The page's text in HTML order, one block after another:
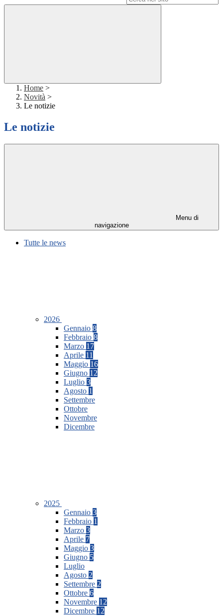
Home >
Novità >
Le notizie
Le notizie
Menu di
navigazione
Tutte le news
2026
Gennaio 8
Febbraio 8
Marzo 17
Aprile 11
Maggio 16
Giugno 12
Luglio 3
Agosto 1
Settembre
Ottobre
Novembre
Dicembre
2025
Gennaio 3
Febbraio 1
Marzo 3
Aprile 7
Maggio 3
Giugno 5
Luglio
Agosto 2
Settembre 2
Ottobre 6
Novembre 12
Dicembre 12